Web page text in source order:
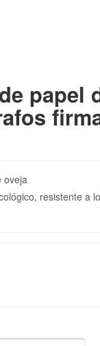
papel
oveja
resistente a